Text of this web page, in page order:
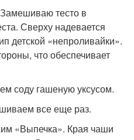
тесто в
Сверху надевается
детской «непроливайки».
что обеспечивает
соду гашеную уксусом.
все еще раз.
«Выпечка». Края чаши